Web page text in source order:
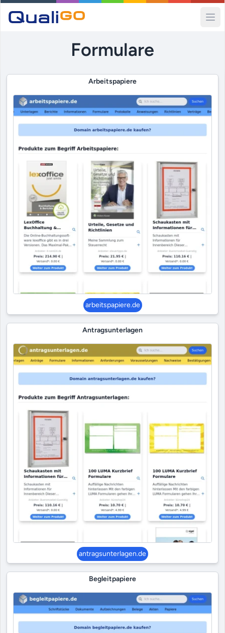
Formulare
Arbeitspapiere
arbeitspapiere.de
Antragsunterlagen
antragsunterlagen.de
Begleitpapiere